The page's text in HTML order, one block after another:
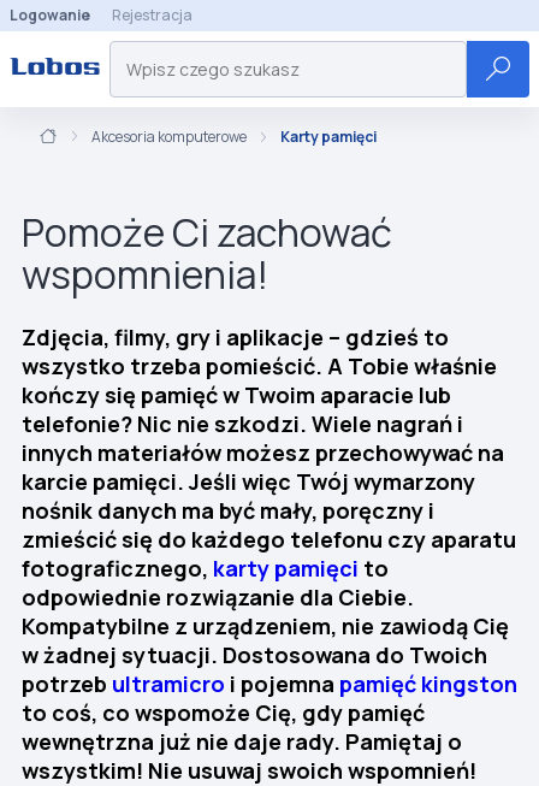
Logowanie Rejestracja
Akcesoria komputerowe Karty pamięci
Pomoże Ci zachować
wspomnienia!
Zdjęcia, filmy, gry i aplikacje – gdzieś to
wszystko trzeba pomieścić. A Tobie właśnie
kończy się pamięć w Twoim aparacie lub
telefonie? Nic nie szkodzi. Wiele nagrań i
innych materiałów możesz przechowywać na
karcie pamięci. Jeśli więc Twój wymarzony
nośnik danych ma być mały, poręczny i
zmieścić się do każdego telefonu czy aparatu
fotograficznego, karty pamięci to
odpowiednie rozwiązanie dla Ciebie.
Kompatybilne z urządzeniem, nie zawiodą Cię
w żadnej sytuacji. Dostosowana do Twoich
potrzeb ultramicro i pojemna pamięć kingston
to coś, co wspomoże Cię, gdy pamięć
wewnętrzna już nie daje rady. Pamiętaj o
wszystkim! Nie usuwaj swoich wspomnień!